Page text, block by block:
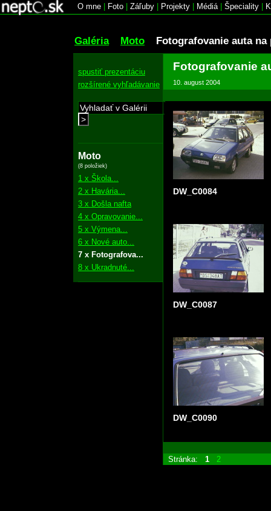
O mne Foto Záľuby Projekty Médiá| Špeciality
Galéria Moto Fotografovanie auta na
spustiť prezentáciu
rozšírené vyhľadávanie
>
Moto
(8 položiek)
1 x Škola...
2 x Havária...
3 x Došla nafta
4 x Opravovanie...
5 x Výmena...
6 x Nové auto...
7 x Fotografova...
8 x Ukradnuté...
Fotografovanie
10. august 2004
DW_C0084
DW_C0087
DW_C0090
Stránka: 1 2